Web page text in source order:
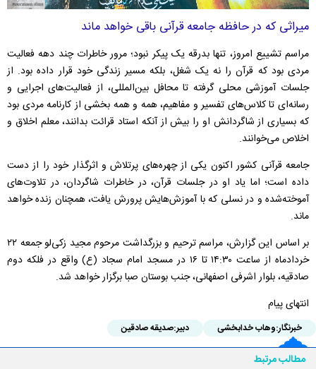
میراثی که در حافظه جامعه قرآنی باقی خواهد ماند
مراسم تشییع امروز، تنها بدرقه یک پیکر نبود؛ مرور خاطرات چند دهه فعالیت
مردی بود که قرآن را نه یک شغل، بلکه مسیر زندگی خود قرار داده بود. از
جلسات آموزشی محلی گرفته تا محافل بین‌المللی، از فعالیت‌های اجرایی و
رسانه‌ای تا کلاس‌های تفسیر و مفاهیم، همه و همه بخشی از کارنامه مردی بود
که بسیاری از شاگردانش او را بیش از آنکه استاد قرائت بدانند، معلم اخلاق و
اخلاص می‌خوانند.
جامعه قرآنی کشور اکنون یکی از چهره‌های پرتلاش و اثرگذار خود را از دست
داده است؛ اما یاد او در جلسات قرآن، در خاطرات شاگردان، در تلاوت‌های
آموخته‌شده و در نسلی که با آموزش‌هایش پرورش یافت، همچنان زنده خواهد
ماند.
بر اساس این گزارش، مراسم ترحیم و بزرگداشت مرحوم مجید زکی‌لو جمعه ۲۲
خردادماه از ساعت ۱۴:۳۰ تا ۱۶ در مسجد امام سجاد (ع) واقع در فلکه دوم
صادقیه، بلوار اشرفی اصفهانی، جنب بوستان صبا برگزار خواهد شد.
انتهای پیام
خبرنگار:وهاب خدابخشی دبیر:صدیقه صادقین
مطالب مرتبط